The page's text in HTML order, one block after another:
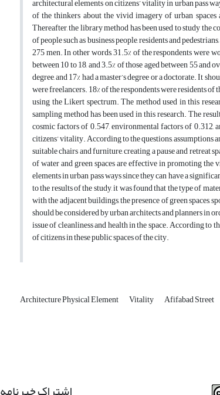
architectural elements on citizens’ vitality in urban pass
of the thinkers about the vivid imagery of urban
Thereafter, the library method has been used to study
of people such as business people, residents and
275 men. In other words, 31.5% of the respondents were
between 10 to 18, and 3.5% of those aged between 55 and
degree, and 17% had a master’s degree or a doctorate. It
were freelancers. 18% of the respondents were residents of
using the Likert spectrum. The method used in this
sampling method has been used in this research. The
cosmic factors of 0.547, environmental factors of
citizens’ vitality. According to the questions, assumptions
suitable chairs and furniture, creating a pause and retreat
of water and green spaces are effective in promoting the
elements in urban pass ways since they can have a
to the results of the study, it was found that the type of
with the adjacent buildings, the presence of green spaces,
should be considered by urban architects and planners in
issue of cleanliness and health in the space. According
of citizens in these public spaces of the city.
Architecture Physical Element Vitality Afifabad Street